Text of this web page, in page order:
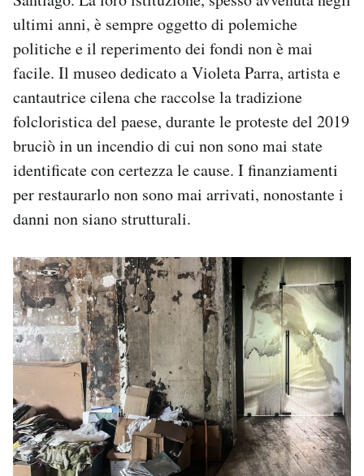
ultimi anni, è sempre oggetto di polemiche
politiche e il reperimento dei fondi non è mai
facile. Il museo dedicato a Violeta Parra, artista e
cantautrice cilena che raccolse la tradizione
folcloristica del paese, durante le proteste del 2019
bruciò in un incendio di cui non sono mai state
identificate con certezza le cause. I finanziamenti
per restaurarlo non sono mai arrivati, nonostante i
danni non siano strutturali.